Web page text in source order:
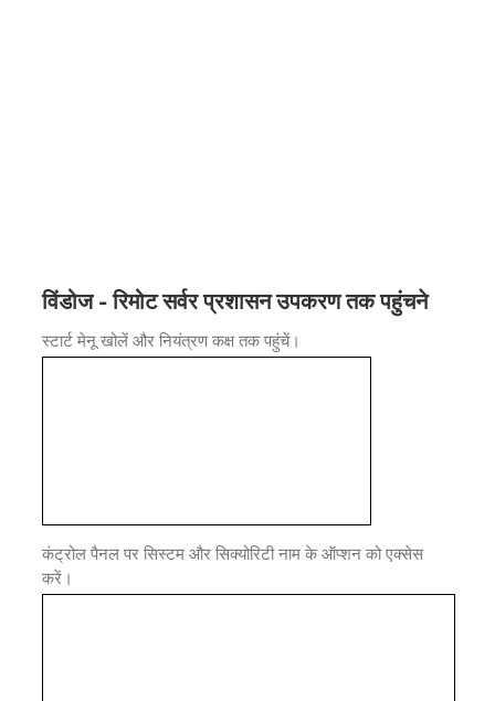
विंडोज - रिमोट सर्वर प्रशासन उपकरण तक पहुंचने
स्टार्ट मेनू खोलें और नियंत्रण कक्ष तक पहुंचें।
कंट्रोल पैनल पर सिस्टम और सिक्योरिटी नाम के ऑप्शन को एक्सेस
करें।